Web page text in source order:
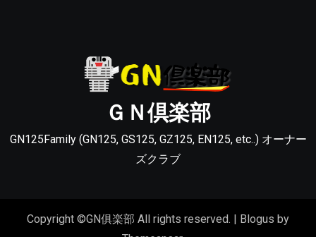
ＧＮ倶楽部
GN125Family (GN125, GS125, GZ125, EN125, etc..) オーナー
ズクラブ
Copyright ©GN俱楽部 All rights reserved. Blogus by